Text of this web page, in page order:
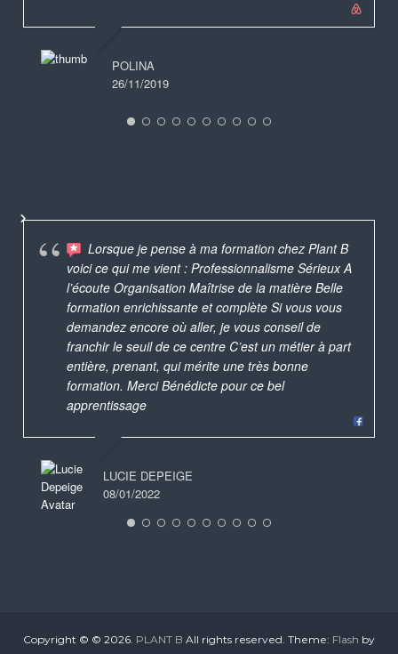
POLINA
26/11/2019
Lorsque je pense à ma formation chez Plant B
voici ce qui me vient : Professionnalisme Sérieux A
l’écoute Organisation Maîtrise de la matière Belle
formation enrichissante et complète Si vous vous
demandez encore où aller, je vous conseil de
franchir le seuil de ce centre C’est un métier à part
entière, prenant, qui mérite une très bonne
formation. Merci Bénédicte pour ce bel
apprentissage
LUCIE DEPEIGE
08/01/2022
Copyright © © 2026. PLANT B All rights reserved. Theme: Flash by